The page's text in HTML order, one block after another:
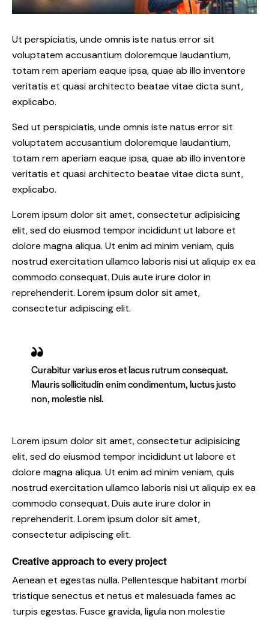
Ut perspiciatis, unde omnis iste natus error sit
voluptatem accusantium doloremque laudantium,
totam rem aperiam eaque ipsa, quae ab illo inventore
veritatis et quasi architecto beatae vitae dicta sunt,
explicabo.
Sed ut perspiciatis, unde omnis iste natus error sit
voluptatem accusantium doloremque laudantium,
totam rem aperiam eaque ipsa, quae ab illo inventore
veritatis et quasi architecto beatae vitae dicta sunt,
explicabo.
Lorem ipsum dolor sit amet, consectetur adipisicing
elit, sed do eiusmod tempor incididunt ut labore et
dolore magna aliqua. Ut enim ad minim veniam, quis
nostrud exercitation ullamco laboris nisi ut aliquip ex ea
commodo consequat. Duis aute irure dolor in
reprehenderit. Lorem ipsum dolor sit amet,
consectetur adipiscing elit.
Curabitur varius eros et lacus rutrum consequat.
Mauris sollicitudin enim condimentum, luctus justo
non, molestie nisl.
Lorem ipsum dolor sit amet, consectetur adipisicing
elit, sed do eiusmod tempor incididunt ut labore et
dolore magna aliqua. Ut enim ad minim veniam, quis
nostrud exercitation ullamco laboris nisi ut aliquip ex ea
commodo consequat. Duis aute irure dolor in
reprehenderit. Lorem ipsum dolor sit amet,
consectetur adipiscing elit.
Creative approach to every project
Aenean et egestas nulla. Pellentesque habitant morbi
tristique senectus et netus et malesuada fames ac
turpis egestas. Fusce gravida, ligula non molestie